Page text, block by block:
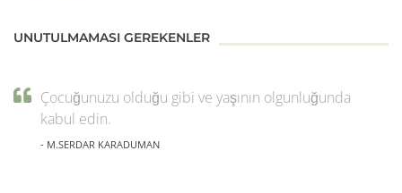
UNUTULMAMASI GEREKENLER
Çocuğunuzu olduğu gibi ve yaşının olgunluğunda
kabul edin.
- M.SERDAR KARADUMAN